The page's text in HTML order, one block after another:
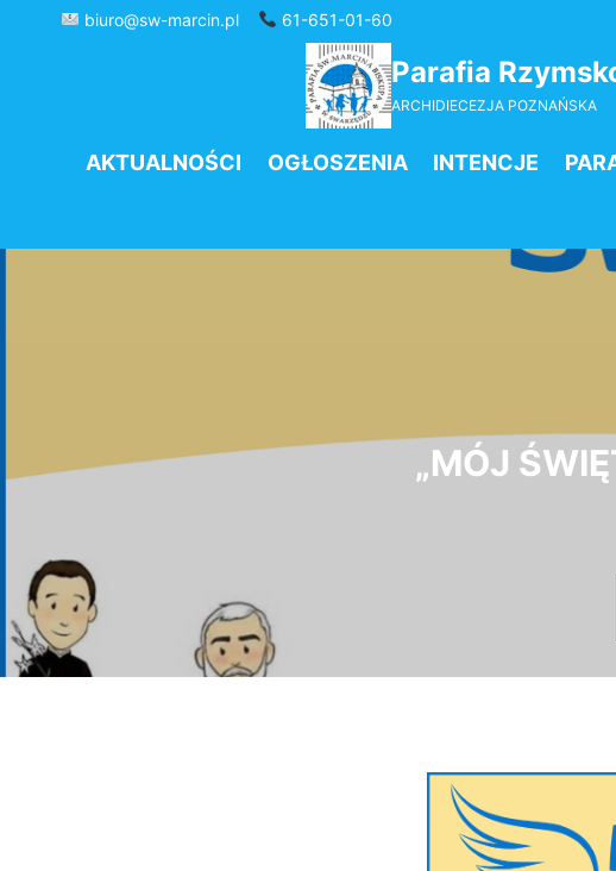
Przejdź
biuro@sw-marcin.pl 61-651-01-60
Parafia
ARCHIDIECEZJA POZNAŃSKA
AKTUALNOŚCI OGŁOSZENIA INTENCJE
„MÓJ